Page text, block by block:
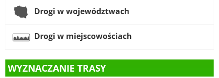
Drogi w województwach
Drogi w miejscowościach
WYZNACZANIE TRASY